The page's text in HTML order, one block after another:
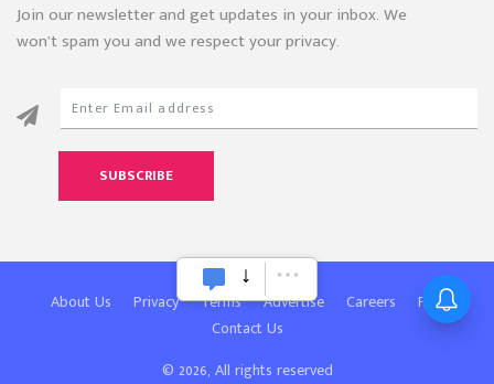
Join our newsletter and get updates in your inbox. We
won’t spam you and we respect your privacy.
SUBSCRIBE
About Us Privacy Terms Advertise Careers
FAQ
Contact Us
© 2026, All rights reserved